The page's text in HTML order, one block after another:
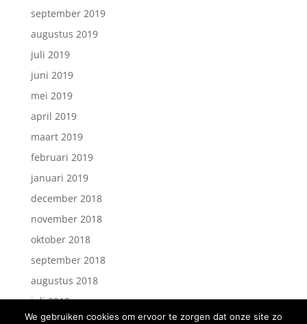
september 2019
augustus 2019
juli 2019
juni 2019
mei 2019
april 2019
maart 2019
februari 2019
januari 2019
december 2018
november 2018
oktober 2018
september 2018
augustus 2018
juli 2018
We gebruiken cookies om ervoor te zorgen dat onze site zo